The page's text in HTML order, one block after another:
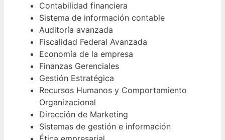
Contabilidad financiera
Sistema de información contable
Auditoría avanzada
Fiscalidad Federal Avanzada
Economía de la empresa
Finanzas Gerenciales
Gestión Estratégica
Recursos Humanos y Comportamiento
Organizacional
Dirección de Marketing
Sistemas de gestión e información